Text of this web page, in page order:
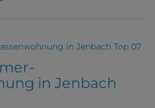
in Jenbach